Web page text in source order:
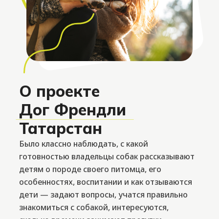
О проекте
Дог Френдли
Татарстан
Было классно наблюдать, с какой
готовностью владельцы собак рассказывают
детям о породе своего питомца, его
особенностях, воспитании и как отзываются
дети — задают вопросы, учатся правильно
знакомиться с собакой, интересуются,
психолога —
собак, как
что за этим
Контакты